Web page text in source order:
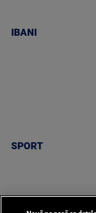
IBANI
SPORT